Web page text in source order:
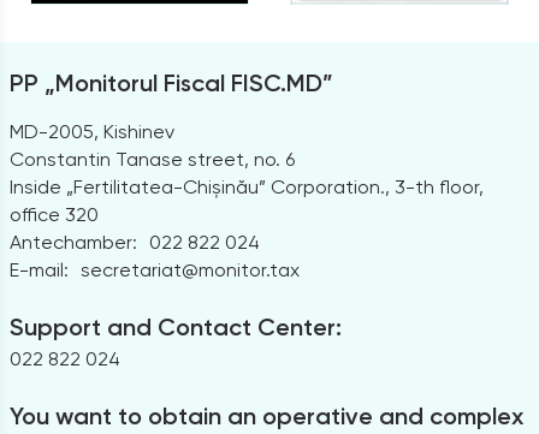
PP „Monitorul Fiscal FISC.MD”
MD-2005, Kishinev
Constantin Tanase street, no. 6
Inside „Fertilitatea-Chișinău” Corporation., 3-th floor,
office 320
Antechamber:
022 822 024
E-mail: secretariat@monitor.tax
Support and Contact Center:
022 822 024
You want to obtain an operative and complex